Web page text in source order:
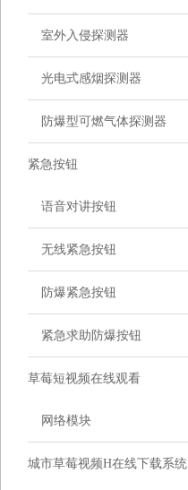
室外入侵探测器
光电式感烟探测器
防爆型可燃气体探测器
紧急按钮
语音对讲按钮
无线紧急按钮
防爆紧急按钮
紧急求助防爆按钮
草莓短视频在线观看
网络模块
城市草莓视频H在线下载系统